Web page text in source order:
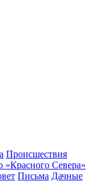
Происшествия
«Красного Севера»
Письма Дачные